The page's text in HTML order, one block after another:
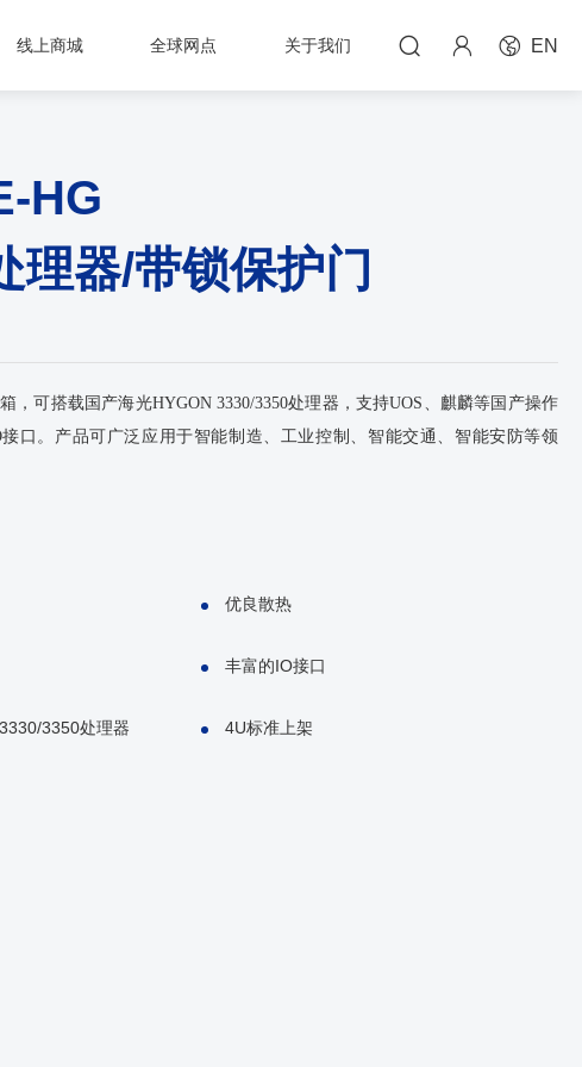
线上商城 全球网点 关于我们    EN
HG
理器/带锁保护门
，可搭载国产海光HYGON 3330/3350处理器，支持UOS、麒麟等国产操作
口。产品可广泛应用于智能制造、工业控制、智能交通、智能安防等领
优良散热
丰富的IO接口
3350处理器 4U标准上架